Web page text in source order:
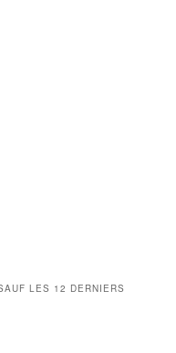
LES 12 DERNIERS